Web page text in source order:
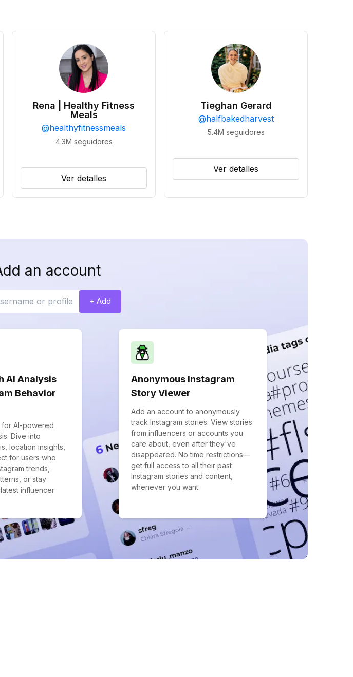
Rena | Healthy Fitness
Meals
@healthyfitnessmeals
4.3M seguidores
Ver detalles
Tieghan Gerard
@halfbakedharvest
5.4M seguidores
Ver detalles
an account
+ Add
AI Analysis
Behavior
AI-powered
Dive into
location insights,
for users who
trends,
or stay
influencer
Anonymous Instagram
Story Viewer
Add an account to anonymously
track Instagram stories. View stories
from influencers or accounts you
care about, even after they've
disappeared. No time restrictions—
get full access to all their past
Instagram stories and content,
whenever you want.